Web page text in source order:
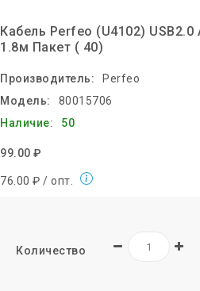
Кабель Perfeo (U4102) USB2.0
1.8м Пакет ( 40)
Производитель:
Perfeo
Модель:
80015706
Наличие:
50
99.00 ₽
76.00 ₽ / опт.
Количество